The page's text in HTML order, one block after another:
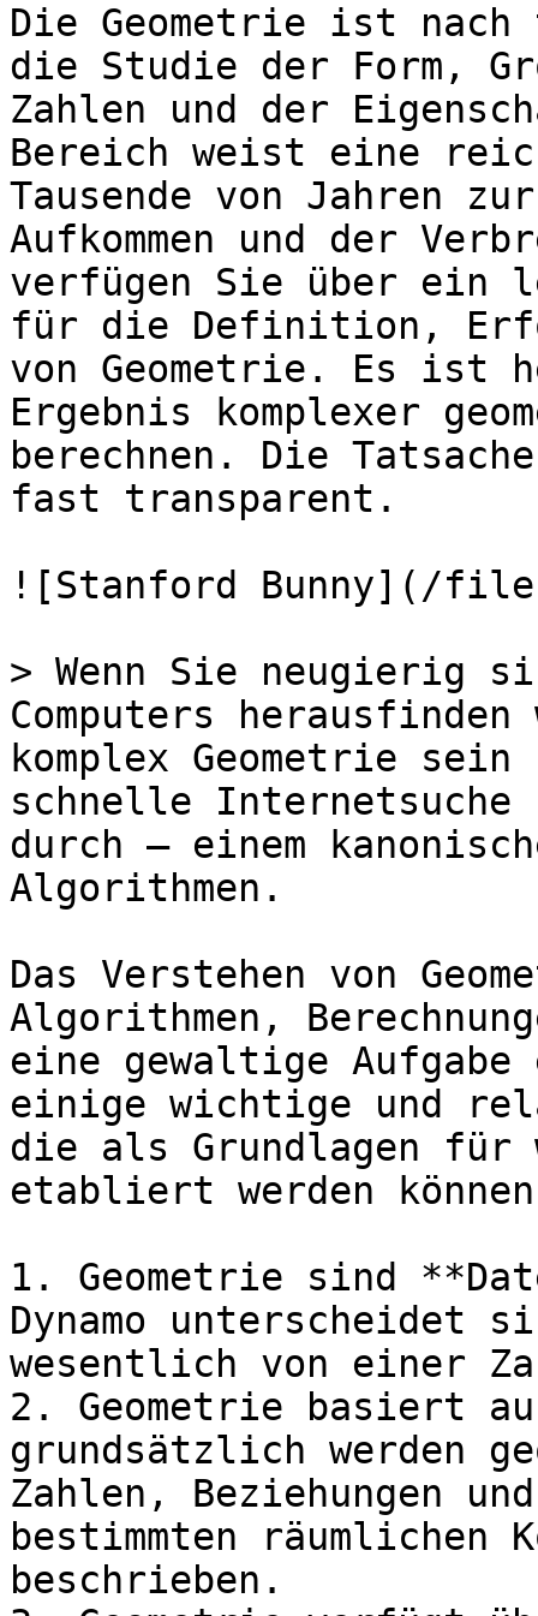
Die Geometrie ist
die Studie der Form,
Zahlen und der
Bereich weist eine
Tausende von Jahren
Aufkommen und der
verfügen Sie über ein
für die Definition,
von Geometrie. Es ist
Ergebnis komplexer
berechnen. Die
fast transparent.
![Stanford Bunny](/files/
> Wenn Sie neugierig
Computers
komplex Geometrie
schnelle Internetsuche
durch – einem
Algorithmen.
Das Verstehen von
Algorithmen,
eine gewaltige
einige wichtige und
die als Grundlagen für
etabliert werden
1. Geometrie sind
Dynamo unterscheidet
wesentlich von einer
2. Geometrie basiert
grundsätzlich werden
Zahlen, Beziehungen
bestimmten räumlichen
beschrieben.